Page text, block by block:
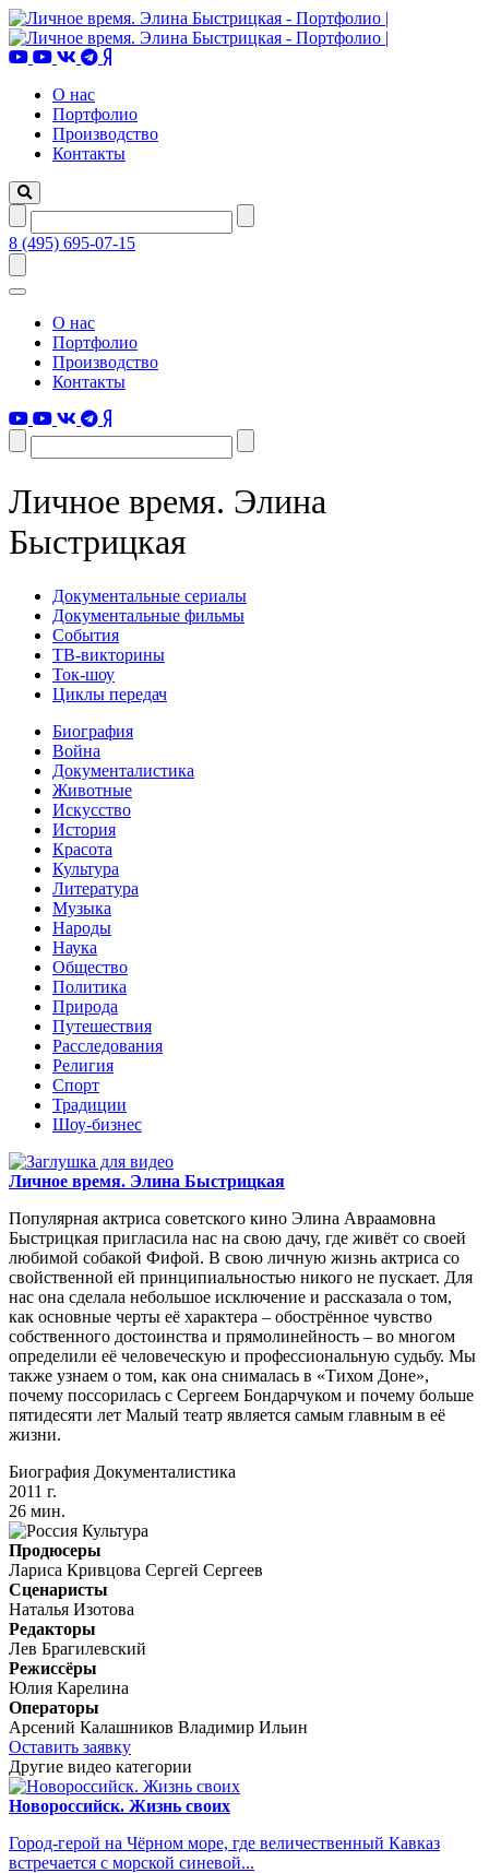
О нас
Портфолио
Производство
Контакты
8 (495) 695-07-15
О нас
Портфолио
Производство
Контакты
Личное время. Элина
Быстрицкая
Документальные сериалы
Документальные фильмы
События
ТВ-викторины
Ток-шоу
Циклы передач
Биография
Война
Документалистика
Животные
Искусство
История
Красота
Культура
Литература
Музыка
Народы
Наука
Общество
Политика
Природа
Путешествия
Расследования
Религия
Спорт
Традиции
Шоу-бизнес
Личное время. Элина Быстрицкая
Популярная актриса советского кино Элина Авраамовна
Быстрицкая пригласила нас на свою дачу, где живёт со своей
любимой собакой Фифой. В свою личную жизнь актриса со
свойственной ей принципиальностью никого не пускает. Для
нас она сделала небольшое исключение и рассказала о том,
как основные черты её характера – обострённое чувство
собственного достоинства и прямолинейность – во многом
определили её человеческую и профессиональную судьбу. Мы
также узнаем о том, как она снималась в «Тихом Доне»,
почему поссорилась с Сергеем Бондарчуком и почему больше
пятидесяти лет Малый театр является самым главным в её
жизни.
Биография Документалистика
2011 г.
26 мин.
Продюсеры
Лариса Кривцова Сергей Сергеев
Сценаристы
Наталья Изотова
Редакторы
Лев Брагилевский
Режиссёры
Юлия Карелина
Операторы
Арсений Калашников Владимир Ильин
Оставить заявку
Другие видео категории
Новороссийск. Жизнь своих
Город-герой на Чёрном море, где величественный Кавказ
встречается с морской синевой...